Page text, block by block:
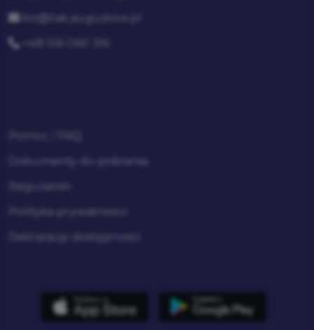
bo@tak.augustow.pl
+48 516 060 316
Dokumenty do pobrania
Regulamin
Polityka prywatności
Deklaracja dostępności